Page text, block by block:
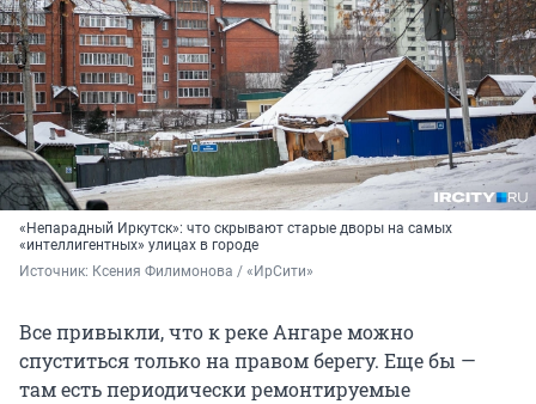
«Непарадный Иркутск»: что скрывают старые дворы на самых
«интеллигентных» улицах в городе
Источник: Ксения Филимонова / «ИрСити»
Все привыкли, что к реке Ангаре можно
спуститься только на правом берегу. Еще бы —
там есть периодически ремонтируемые